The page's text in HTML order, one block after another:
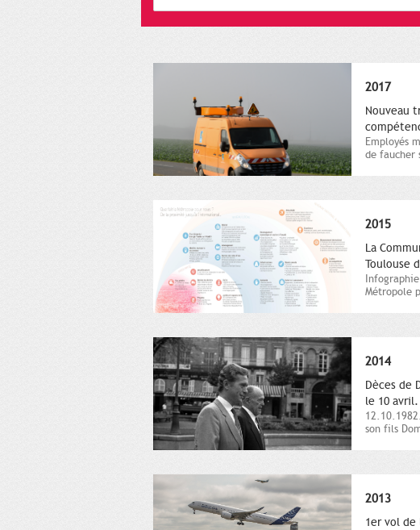
2017
Nouveau
Employés
de faucher
2015
La
Toulouse
Métropole
2014
Dèces de
le 10 avril.
son fils
2013
1er vol de